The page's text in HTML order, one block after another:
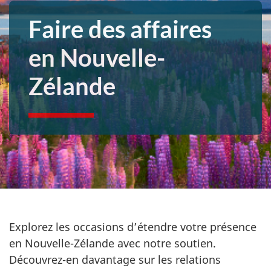
Faire des affaires
en Nouvelle-
Zélande
Explorez les occasions d’étendre votre présence
en Nouvelle-Zélande avec notre soutien.
Découvrez-en davantage sur les relations